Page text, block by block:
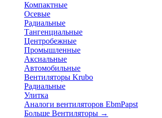
Компактные
Осевые
Радиальные
Тангенциальные
Центробежные
Промышленные
Аксиальные
Автомобильные
Вентиляторы Krubo
Радиальные
Улитка
Аналоги вентиляторов EbmPapst
Больше Вентиляторы →